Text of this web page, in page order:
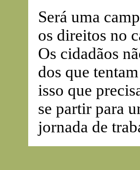
Será uma
os direitos no
Os cidadãos
dos que
isso que
se partir para
jornada de